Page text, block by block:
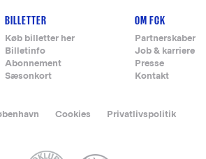
BILLETTER
Køb billetter her
Billetinfo
Abonnement
Sæsonkort
OM FCK
Partnerskaber
Job & karriere
Presse
Kontakt
Cookies Privatlivspolitik